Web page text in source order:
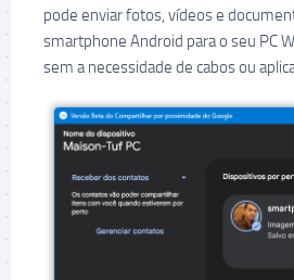
pode enviar fotos, vídeos e
smartphone Android para o seu PC
sem a necessidade de cabos ou